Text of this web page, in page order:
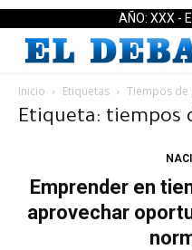
AÑO: XXX -
Inicio Etiquetas Tiempos de
Etiqueta: tiempos
Emprender en
aprovechar